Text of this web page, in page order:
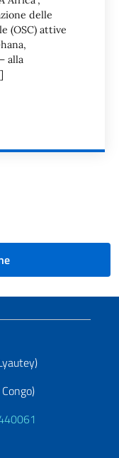
delle
(OSC) attive
alla